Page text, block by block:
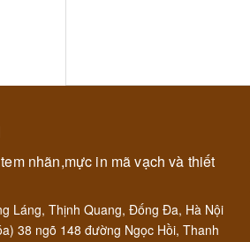
nhãn,mực in mã vạch và thiết
Láng, Thịnh Quang, Đống Đa, Hà Nội
38 ngõ 148 đường Ngọc Hồi, Thanh